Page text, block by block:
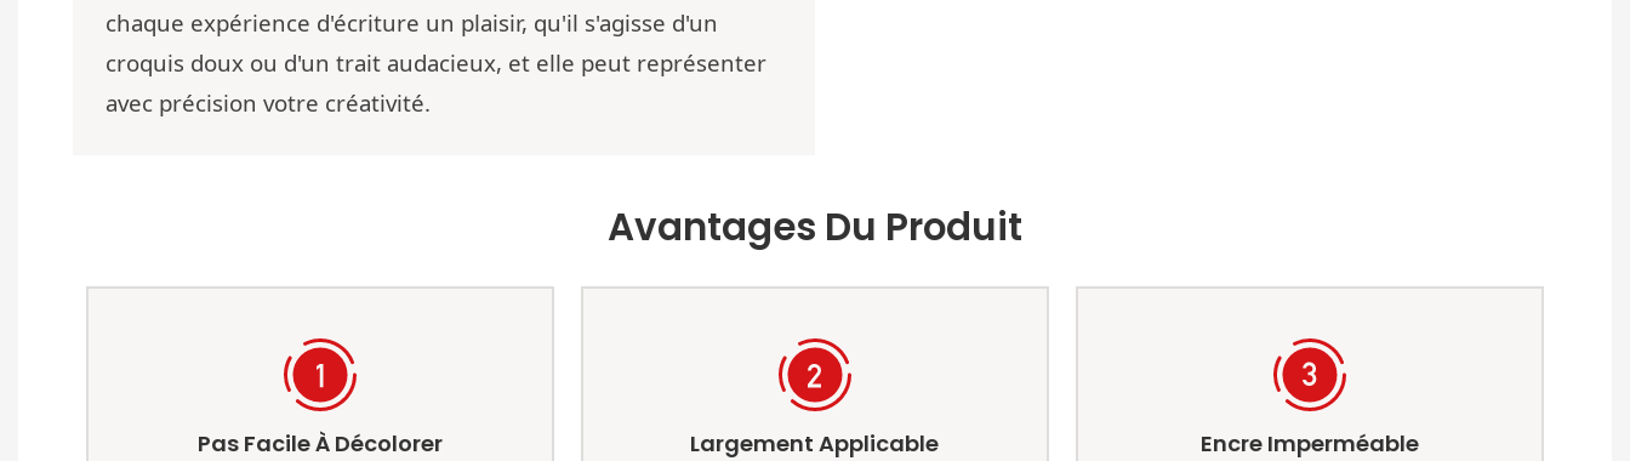
chaque expérience d'écriture un plaisir, qu'il s'agisse d'un
croquis doux ou d'un trait audacieux, et elle peut représenter
avec précision votre créativité.
Avantages Du Produit
Pas Facile À Décolorer Largement Applicable Encre Imperméable